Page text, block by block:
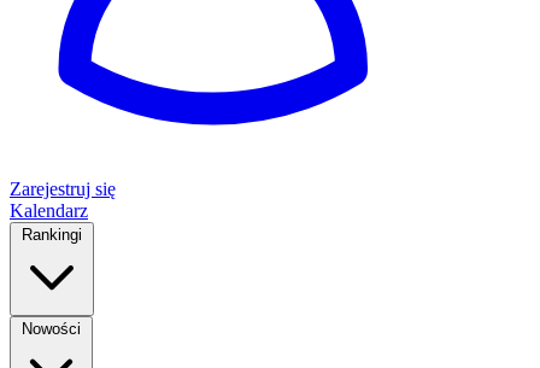
Zarejestruj się
Kalendarz
Rankingi
Nowości